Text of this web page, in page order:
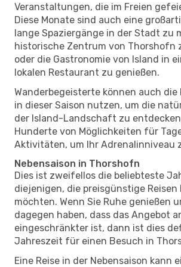
Veranstaltungen, die im Freien
Diese Monate sind auch eine
lange Spaziergänge in der Stadt zu
historische Zentrum von Thorshofn
oder die Gastronomie von Island in
lokalen Restaurant zu genießen.
Wanderbegeisterte können auch die
in dieser Saison nutzen, um die
der Island-Landschaft zu
Hunderte von Möglichkeiten für
Aktivitäten, um Ihr Adrenalinniveau
Nebensaison in Thorshofn
Dies ist zweifellos die beliebteste
diejenigen, die preisgünstige Reisen
möchten. Wenn Sie Ruhe genießen
dagegen haben, dass das Angebot
eingeschränkter ist, dann ist dies
Jahreszeit für einen Besuch in
Eine Reise in der Nebensaison kann